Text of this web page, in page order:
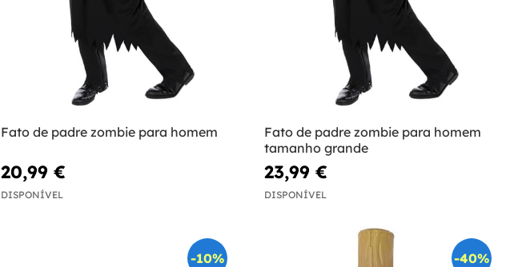
Fato de padre zombie para homem
20,99 €
DISPONÍVEL
Fato de padre zombie para homem
tamanho grande
23,99 €
DISPONÍVEL
-10% -40%